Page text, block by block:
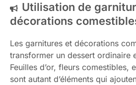
Utilisation de
décorations
Les garnitures et décorations
transformer un dessert ordinaire
Feuilles d’or, fleurs comestibles,
sont autant d’éléments qui